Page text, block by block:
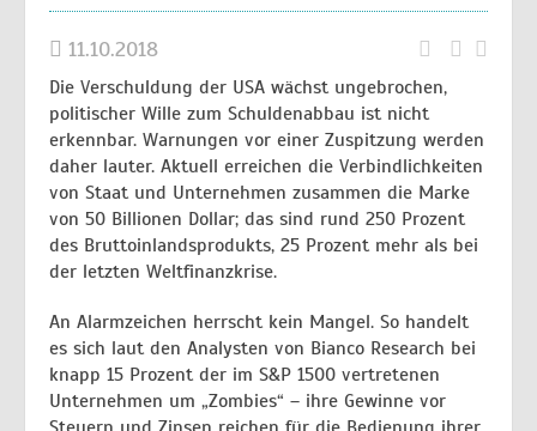
11.10.2018
Die Verschuldung der USA wächst ungebrochen,
politischer Wille zum Schuldenabbau ist nicht
erkennbar. Warnungen vor einer Zuspitzung werden
daher lauter. Aktuell erreichen die Verbindlichkeiten
von Staat und Unternehmen zusammen die Marke
von 50 Billionen Dollar; das sind rund 250 Prozent
des Bruttoinlandsprodukts, 25 Prozent mehr als bei
der letzten Weltfinanzkrise.
An Alarmzeichen herrscht kein Mangel. So handelt
es sich laut den Analysten von Bianco Research bei
knapp 15 Prozent der im S&P 1500 vertretenen
Unternehmen um „Zombies“ – ihre Gewinne vor